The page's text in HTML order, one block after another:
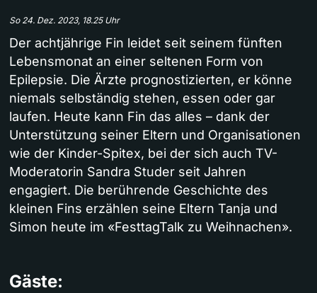
So 24. Dez. 2023, 18.25 Uhr
Der achtjährige Fin leidet seit seinem fünften
Lebensmonat an einer seltenen Form von
Epilepsie. Die Ärzte prognostizierten, er könne
niemals selbständig stehen, essen oder gar
laufen. Heute kann Fin das alles – dank der
Unterstützung seiner Eltern und Organisationen
wie der Kinder-Spitex, bei der sich auch TV-
Moderatorin Sandra Studer seit Jahren
engagiert. Die berührende Geschichte des
kleinen Fins erzählen seine Eltern Tanja und
Simon heute im «FesttagTalk zu Weihnachen».
Gäste: